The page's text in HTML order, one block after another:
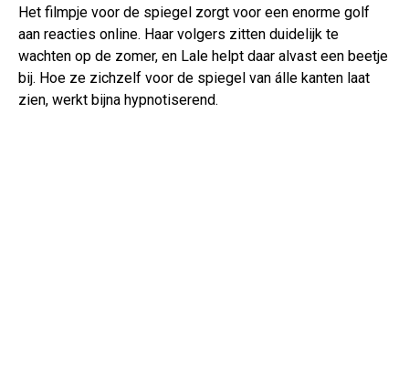
Het filmpje voor de spiegel zorgt voor een enorme golf
aan reacties online. Haar volgers zitten duidelijk te
wachten op de zomer, en Lale helpt daar alvast een beetje
bij. Hoe ze zichzelf voor de spiegel van álle kanten laat
zien, werkt bijna hypnotiserend.